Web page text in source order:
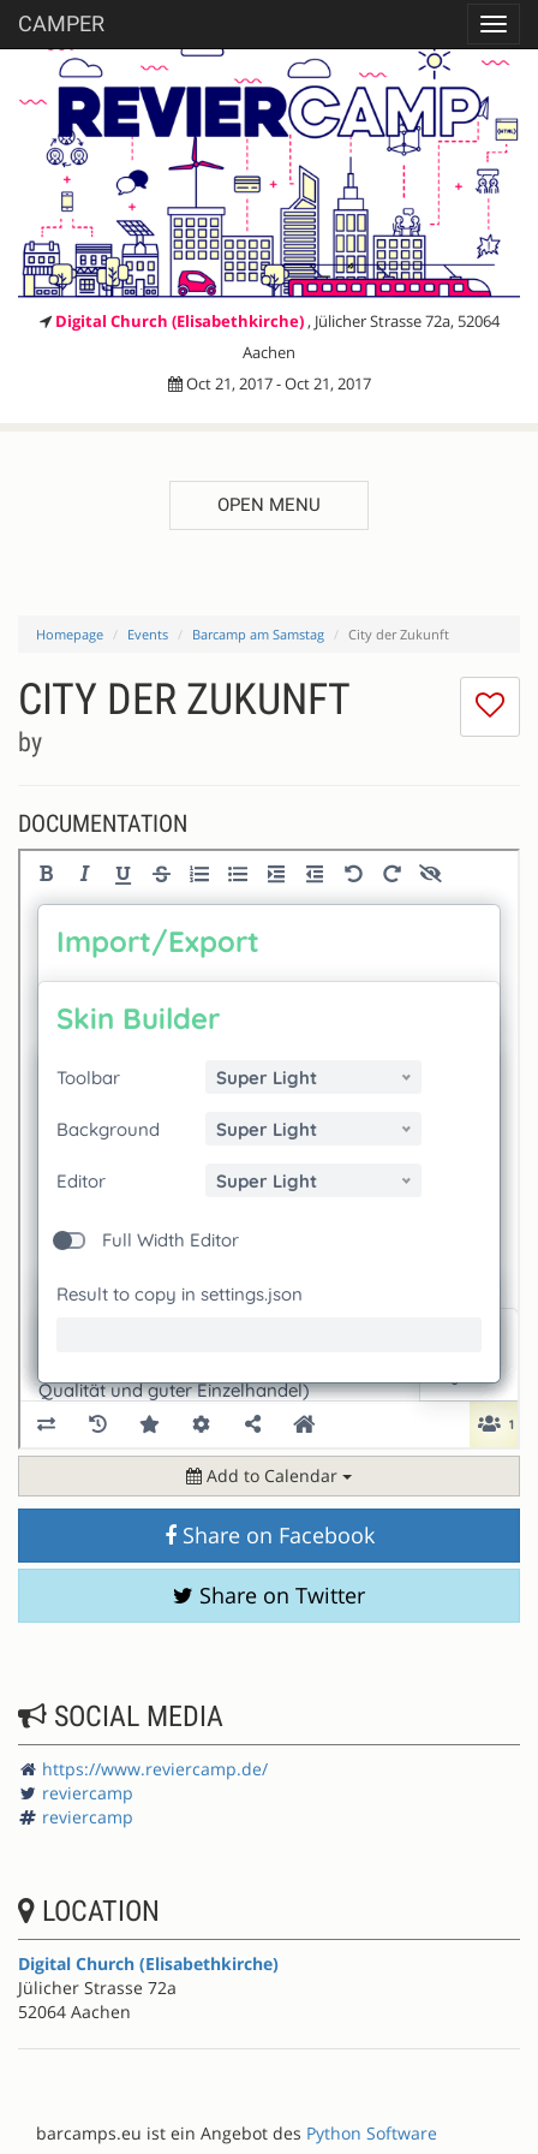
CAMPER
Digital Church (Elisabethkirche) , Jülicher Strasse 72a, 52064
Aachen
Oct 21, 2017 - Oct 21, 2017
OPEN MENU
Homepage Events Barcamp am Samstag City der Zukunft
I
CITY DER ZUKUNFT
by
DOCUMENTATION
Add to Calendar
Share on Facebook
Share on Twitter
SOCIAL MEDIA
https://www.reviercamp.de/
reviercamp
reviercamp
LOCATION
Digital Church (Elisabethkirche)
Jülicher Strasse 72a
52064 Aachen
barcamps.eu ist ein Angebot des Python Software